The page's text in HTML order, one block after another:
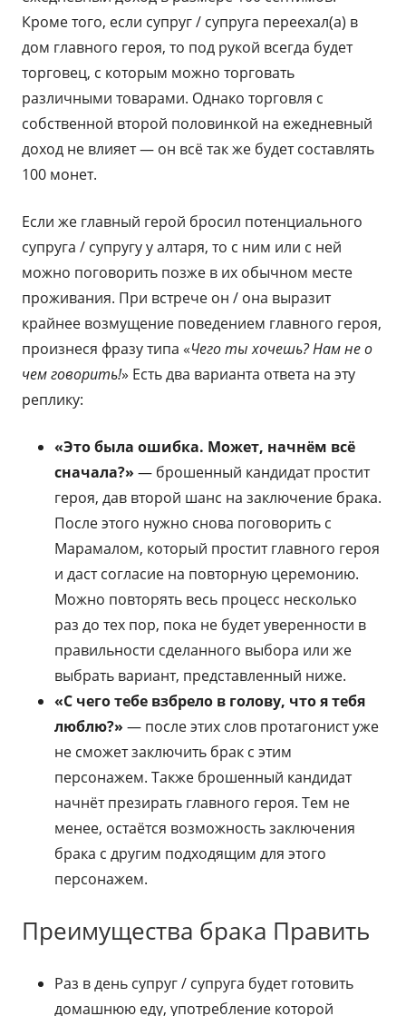
Кроме того, если супруг / супруга переехал(а) в
дом главного героя, то под рукой всегда будет
торговец, с которым можно торговать
различными товарами. Однако торговля с
собственной второй половинкой на ежедневный
доход не влияет — он всё так же будет составлять
100 монет.
Если же главный герой бросил потенциального
супруга / супругу у алтаря, то с ним или с ней
можно поговорить позже в их обычном месте
проживания. При встрече он / она выразит
крайнее возмущение поведением главного героя,
произнеся фразу типа «Чего ты хочешь? Нам не о
чем говорить!» Есть два варианта ответа на эту
реплику:
«Это была ошибка. Может, начнём всё
сначала?» — брошенный кандидат простит
героя, дав второй шанс на заключение брака.
После этого нужно снова поговорить с
Марамалом, который простит главного героя
и даст согласие на повторную церемонию.
Можно повторять весь процесс несколько
раз до тех пор, пока не будет уверенности в
правильности сделанного выбора или же
выбрать вариант, представленный ниже.
«С чего тебе взбрело в голову, что я тебя
люблю?» — после этих слов протагонист уже
не сможет заключить брак с этим
персонажем. Также брошенный кандидат
начнёт презирать главного героя. Тем не
менее, остаётся возможность заключения
брака с другим подходящим для этого
персонажем.
Преимущества брака Править
Раз в день супруг / супруга будет готовить
домашнюю еду, употребление которой